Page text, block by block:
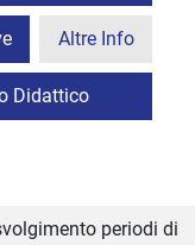
Altre Info
Didattico
periodi di